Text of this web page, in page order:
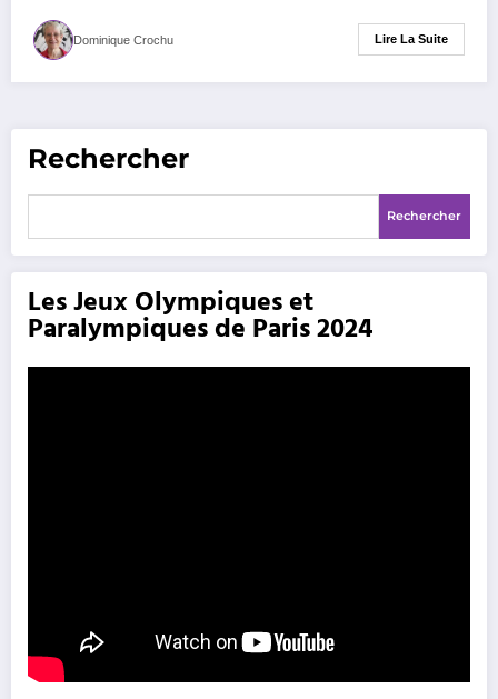
Dominique Crochu Lire La Suite
Rechercher
Rechercher
Les Jeux Olympiques et
Paralympiques de Paris 2024